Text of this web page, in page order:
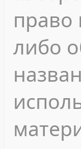
право
либо